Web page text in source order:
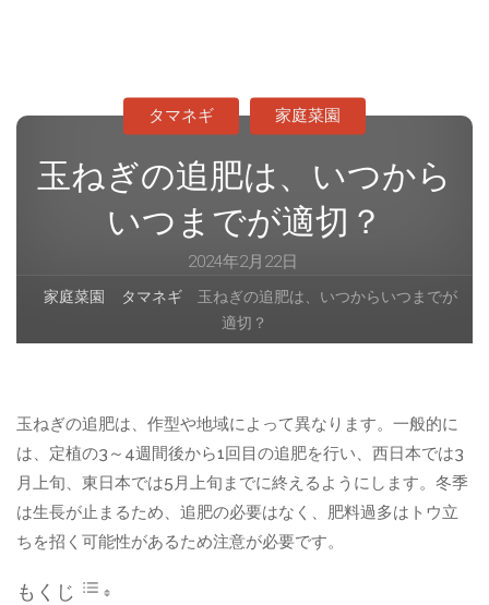
玉ねぎの追肥は、いつから
いつまでが適切？
2024年2月22日
タマネギ 家庭菜園
ホ
ム
家庭菜園 タマネギ
玉ねぎの追肥は、いつからいつまでが
適切？
玉ねぎの追肥は、作型や地域によって異なります。一般的に
は、定植の3～4週間後から1回目の追肥を行い、西日本では3
月上旬、東日本では5月上旬までに終えるようにします。冬季
は生長が止まるため、追肥の必要はなく、肥料過多はトウ立
ちを招く可能性があるため注意が必要です。
もくじ